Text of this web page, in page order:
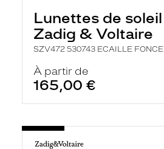
Lunettes de soleil
Zadig & Voltaire
SZV472 530743 ECAILLE FONCE
À partir de
165,00 €